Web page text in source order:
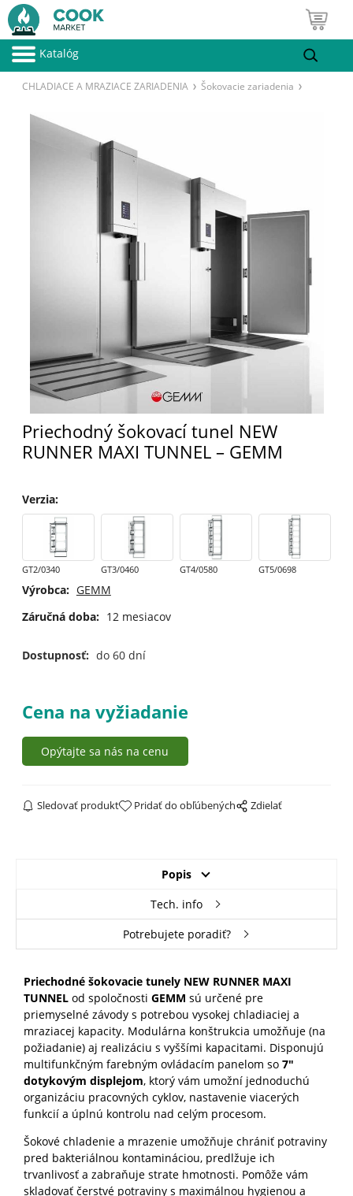
Katalóg
CHLADIACE A MRAZIACE ZARIADENIA Šokovacie zariadenia
Priechodný šokovací tunel NEW
RUNNER MAXI TUNNEL – GEMM
Verzia:
GT2/0340 GT3/0460 GT4/0580 GT5/0698
Výrobca: GEMM
Záručná doba: 12 mesiacov
Dostupnosť: do 60 dní
Cena na vyžiadanie
Opýtajte sa nás na cenu
Sledovať produkt Pridať do obľúbených Zdielať
Popis
Tech. info
Potrebujete poradiť?
Priechodné šokovacie tunely NEW RUNNER MAXI
TUNNEL od spoločnosti GEMM sú určené pre
priemyselné závody s potrebou vysokej chladiaciej a
mraziacej kapacity. Modulárna konštrukcia umožňuje (na
požiadanie) aj realizáciu s vyššími kapacitami. Disponujú
multifunkčným farebným ovládacím panelom so 7"
dotykovým displejom, ktorý vám umožní jednoduchú
organizáciu pracovných cyklov, nastavenie viacerých
funkcií a úplnú kontrolu nad celým procesom.
Šokové chladenie a mrazenie umožňuje chrániť potraviny
pred bakteriálnou kontamináciou, predlžuje ich
trvanlivosť a zabraňuje strate hmotnosti. Pomôže vám
skladovať čerstvé potraviny s maximálnou hygienou a